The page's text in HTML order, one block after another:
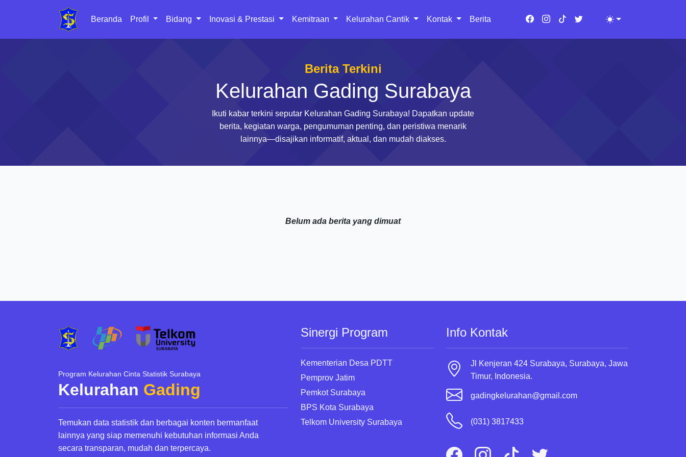
Beranda Profil Bidang Inovasi & Prestasi Kemitraan Kelurahan Cantik Kontak Berita
Toggle theme
Berita Terkini
Kelurahan Gading Surabaya
Ikuti kabar terkini seputar Kelurahan Gading Surabaya! Dapatkan update
berita, kegiatan warga, pengumuman penting, dan peristiwa menarik
lainnya—disajikan informatif, aktual, dan mudah diakses.
Belum ada berita yang dimuat
Program Kelurahan Cinta Statistik Surabaya
Kelurahan Gading
Temukan data statistik dan berbagai konten bermanfaat
lainnya yang siap memenuhi kebutuhan informasi Anda
secara transparan, mudah dan terpercaya.
Sinergi Program
Kementerian Desa PDTT
Pemprov Jatim
Pemkot Surabaya
BPS Kota Surabaya
Telkom University Surabaya
Info Kontak
Jl Kenjeran 424 Surabaya, Surabaya, Jawa
Timur, Indonesia.
gadingkelurahan@gmail.com
(031) 3817433